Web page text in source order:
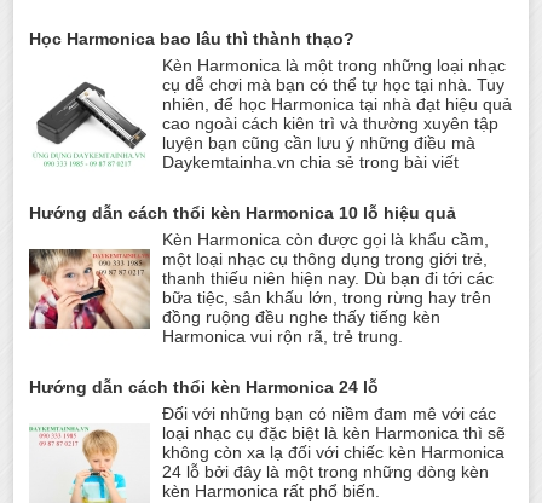
Học Harmonica bao lâu thì thành thạo?
Kèn Harmonica là một trong những loại nhạc
cụ dễ chơi mà bạn có thể tự học tại nhà. Tuy
nhiên, để học Harmonica tại nhà đạt hiệu quả
cao ngoài cách kiên trì và thường xuyên tập
luyện bạn cũng cần lưu ý những điều mà
Daykemtainha.vn chia sẻ trong bài viết
Hướng dẫn cách thổi kèn Harmonica 10 lỗ hiệu quả
Kèn Harmonica còn được gọi là khẩu cầm,
một loại nhạc cụ thông dụng trong giới trẻ,
thanh thiếu niên hiện nay. Dù bạn đi tới các
bữa tiệc, sân khấu lớn, trong rừng hay trên
đồng ruộng đều nghe thấy tiếng kèn
Harmonica vui rộn rã, trẻ trung.
Hướng dẫn cách thổi kèn Harmonica 24 lỗ
Đối với những bạn có niềm đam mê với các
loại nhạc cụ đặc biệt là kèn Harmonica thì sẽ
không còn xa lạ đối với chiếc kèn Harmonica
24 lỗ bởi đây là một trong những dòng kèn
kèn Harmonica rất phổ biến.